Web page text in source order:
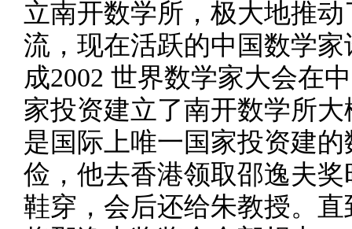
立南开数学所，极大地推
流，现在活跃的中国数学
成2002 世界数学家大会在
家投资建立了南开数学所
是国际上唯一国家投资建
俭，他去香港领取邵逸夫
鞋穿，会后还给朱教授。